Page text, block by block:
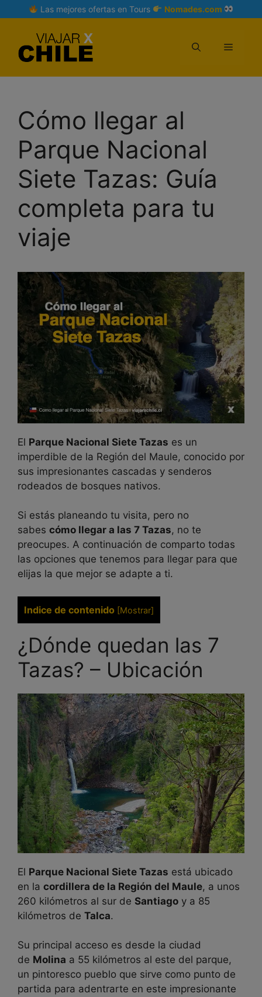
to
Las mejores ofertas en Tours Nomades.com
Menu
Cómo llegar al
Parque Nacional
Siete Tazas: Guía
completa para tu
viaje
El Parque Nacional Siete Tazas es un
imperdible de la Región del Maule, conocido por
sus impresionantes cascadas y senderos
rodeados de bosques nativos.
Si estás planeando tu visita, pero no
sabes cómo llegar a las 7 Tazas, no te
preocupes. A continuación de comparto todas
las opciones que tenemos para llegar para que
elijas la que mejor se adapte a ti.
Indice de contenido [Mostrar]
¿Dónde quedan las 7
Tazas? – Ubicación
El Parque Nacional Siete Tazas está ubicado
en la cordillera de la Región del Maule, a unos
260 kilómetros al sur de Santiago y a 85
kilómetros de Talca.
Su principal acceso es desde la ciudad
de Molina a 55 kilómetros al este del parque,
un pintoresco pueblo que sirve como punto de
partida para adentrarte en este impresionante